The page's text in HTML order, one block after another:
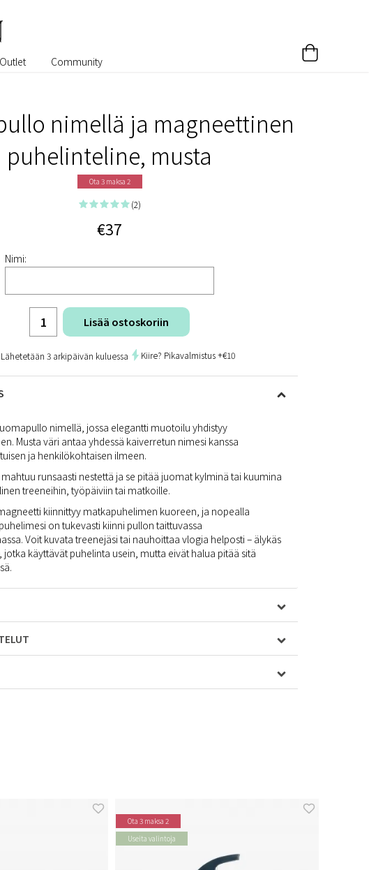
Outlet Community
nimellä ja magneettinen
puhelinteline, musta
Ota 3 maksa 2
(2)
€37
Nimi:
Lisää ostoskoriin
Lähetetään 3 arkipäivän kuluessa Kiire? Pikavalmistus +€10
nimellä, jossa elegantti muotoilu yhdistyy
Musta väri antaa yhdessä kaiverretun nimesi kanssa
ja henkilökohtaisen ilmeen.
runsaasti nestettä ja se pitää juomat kylminä tai kuumina
treeneihin, työpäiviin tai matkoille.
kiinnittyy matkapuhelimen kuoreen, ja nopealla
on tukevasti kiinni pullon taittuvassa
Voit kuvata treenejäsi tai nauhoittaa vlogia helposti – älykäs
jotka käyttävät puhelinta usein, mutta eivät halua pitää sitä
Ota 3 maksa 2
Useita valintoja